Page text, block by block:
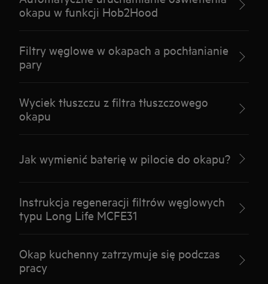
okapu w funkcji Hob2Hood
Filtry węglowe w okapach a pochłanianie
pary
Wyciek tłuszczu z filtra tłuszczowego
okapu
Jak wymienić baterię w pilocie do okapu?
Instrukcja regeneracji filtrów węglowych
typu Long Life MCFE31
Okap kuchenny zatrzymuje się podczas
pracy